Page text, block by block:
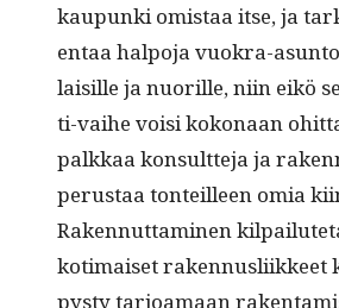
kaupun­ki omis­taa itse, ja
en­taa halpo­ja vuokra-
laisille ja nuo­rille, niin eikö
ti-vai­he voisi kokon­aan
palkkaa kon­sult­te­ja ja
perus­taa ton­teilleen omia
Raken­nut­ta­mi­nen
koti­maiset raken­nus­li­ik­keet
pysty tar­joa­maan